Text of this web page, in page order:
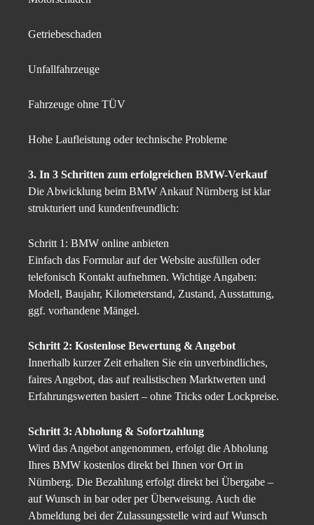
Getriebeschaden
Unfallfahrzeuge
Fahrzeuge ohne TÜV
Hohe Laufleistung oder technische Probleme
3. In 3 Schritten zum erfolgreichen BMW-Verkauf
Die Abwicklung beim BMW Ankauf Nürnberg ist klar
strukturiert und kundenfreundlich:
Schritt 1: BMW online anbieten
Einfach das Formular auf der Website ausfüllen oder
telefonisch Kontakt aufnehmen. Wichtige Angaben:
Modell, Baujahr, Kilometerstand, Zustand, Ausstattung,
ggf. vorhandene Mängel.
Schritt 2: Kostenlose Bewertung & Angebot
Innerhalb kurzer Zeit erhalten Sie ein unverbindliches,
faires Angebot, das auf realistischen Marktwerten und
Erfahrungswerten basiert – ohne Tricks oder Lockpreise.
Schritt 3: Abholung & Sofortzahlung
Wird das Angebot angenommen, erfolgt die Abholung
Ihres BMW kostenlos direkt bei Ihnen vor Ort in
Nürnberg. Die Bezahlung erfolgt direkt bei Übergabe –
auf Wunsch in bar oder per Überweisung. Auch die
Abmeldung bei der Zulassungsstelle wird auf Wunsch